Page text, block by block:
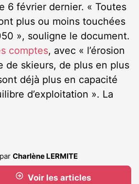
6 février dernier. « Toutes
plus ou moins touchées
», souligne le document.
comptes, avec « l’érosion
de skieurs, de plus en plus
déjà plus en capacité
d’exploitation ». La
Charlène LERMITE
Voir les articles